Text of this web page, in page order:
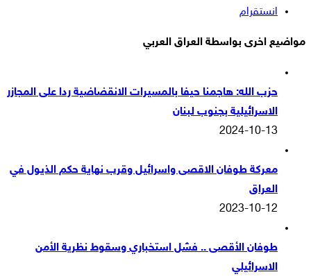
انستقرام
مواضيع اخرى بواسطة العراق العربي
حزب الله: هاجمنا حيفا بالمسيرات الانقضاضية ردا على المجازر
الاسرائيلية بجنوب لبنان
2024-10-13
معركة طوفان الاقصى واسرائيل وقرب نهاية حكم الذيول في
العراق
2023-10-12
طوفان الأقصى .. فشل استخباري وسقوط نظرية الأمن
الاسرائيلي